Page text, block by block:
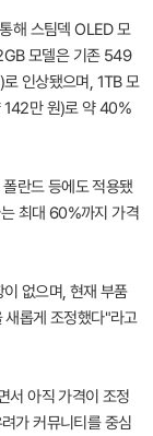
해 스팀덱 OLED 모
모델은 기존 549
인상됐으며, 1TB 모
142만 원)로 약 40%
란드 등에도 적용됐
최대 60%까지 가격
없으며, 현재 부품
새롭게 조정했다"라고
서 아직 가격이 조정
가 커뮤니티를 중심